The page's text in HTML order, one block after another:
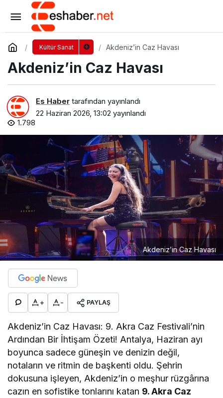
Kültür Sanat Akdeniz’in Caz Havası
Akdeniz’in Caz Havası
Es Haber tarafından yayınlandı
22 Haziran 2026, 13:02 yayınlandı
1.798
Akdeniz’in Caz Havası
+ - PAYLAŞ
Akdeniz’in Caz Havası: 9. Akra Caz Festivali’nin
Ardından Bir İhtişam Özeti! Antalya, Haziran ayı
boyunca sadece güneşin ve denizin değil,
notaların ve ritmin de başkenti oldu. Şehrin
dokusuna işleyen, Akdeniz’in o meşhur rüzgârına
cazın en sofistike tonlarını katan 9. Akra Caz
İş Bankası Resim Heykel Müzesi’nde Keşif
Başlıyor!
Yorum Yap Paylaş